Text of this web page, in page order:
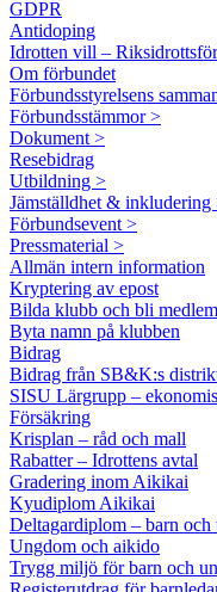
GDPR
Antidoping
Idrotten vill –
Om förbundet
Förbundsstyrelsens
Förbundsstämmor >
Dokument >
Resebidrag
Utbildning >
Jämställdhet & inkludering
Förbundsevent >
Pressmaterial >
Allmän intern information
Kryptering av epost
Bilda klubb och bli
Byta namn på klubben
Bidrag
Bidrag från SB&K:s
SISU Lärgrupp –
Försäkring
Krisplan – råd och mall
Rabatter – Idrottens avtal
Gradering inom Aikikai
Kyudiplom Aikikai
Deltagardiplom – barn och
Ungdom och aikido
Trygg miljö för barn och